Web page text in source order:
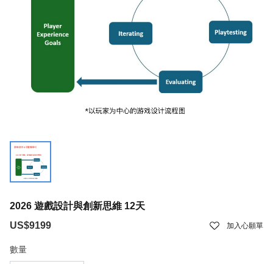
2026 遊戲設計與創新思維 12天
US$9199
加入心願單
數量